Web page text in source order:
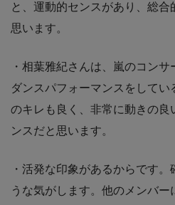
と、運動的センスがあり、総合
思います。
・相葉雅紀さんは、嵐のコン
ダンスパフォーマンスをしてい
のキレも良く、非常に動きの良
ンスだと思います。
・活発な印象があるからです
うな気がします。他のメンバー